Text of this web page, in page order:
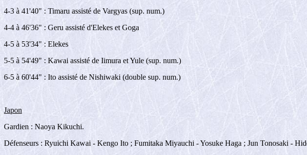
4-3 à 41'40" : Timaru assisté de Vargyas (sup. num.)
4-4 à 46'36" : Geru assisté d'Elekes et Goga
4-5 à 53'34" : Elekes
5-5 à 54'49" : Kawai assisté de Iimura et Yule (sup. num.)
6-5 à 60'44" : Ito assisté de Nishiwaki (double sup. num.)
Japon
Gardien : Naoya Kikuchi.
Défenseurs : Ryuichi Kawai - Kengo Ito ; Fumitaka Miyauchi - Yosuke Haga ; Jun Tonosaki -